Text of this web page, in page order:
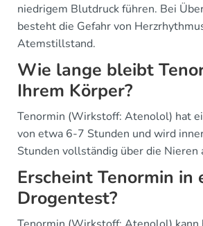
niedrigem Blutdruck führen. Bei
besteht die Gefahr von
Atemstillstand.
Wie lange bleibt
Ihrem Körper?
Tenormin (Wirkstoff: Atenolol) hat
von etwa 6-7 Stunden und wird
Stunden vollständig über die Nieren
Erscheint Tenormin in
Drogentest?